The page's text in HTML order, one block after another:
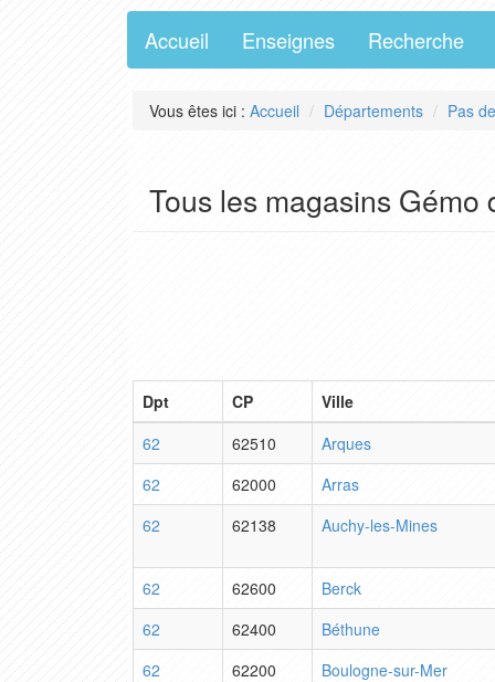
Accueil Enseignes Recherche
Vous êtes ici : Accueil Départements Pas
Tous les magasins Gémo
Dpt CP
Ville
62
62510
Arques
62
62000
Arras
62
62138 Auchy-les-Mines
62 62600
Berck
62
62400
Béthune
62
62200 Boulogne-sur-Mer